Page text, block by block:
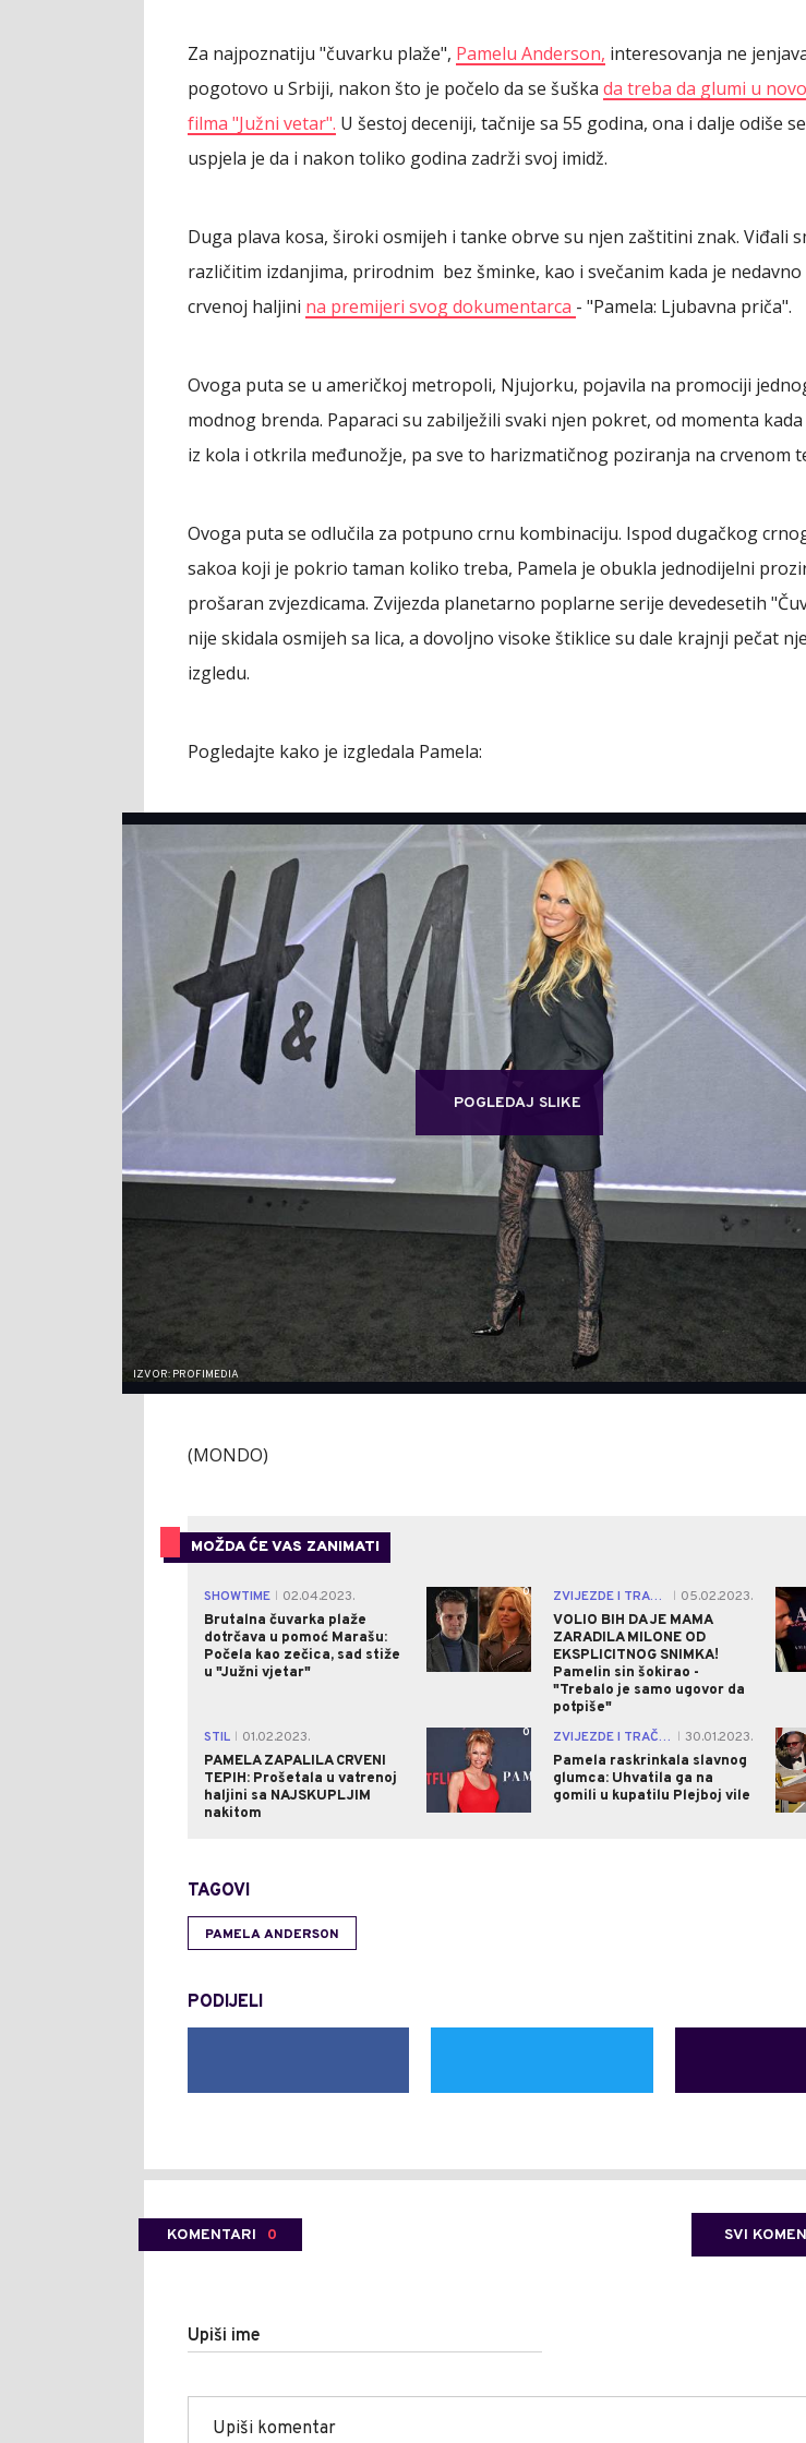
Za najpoznatiju "čuvarku plaže", Pamelu Anderson, interesovanja ne
pogotovo u Srbiji, nakon što je počelo da se šuška da treba da glumi u
filma "Južni vetar". U šestoj deceniji, tačnije sa 55 godina, ona i dalje odiše
uspjela je da i nakon toliko godina zadrži svoj imidž.
Duga plava kosa, široki osmijeh i tanke obrve su njen zaštitini znak. Viđali
različitim izdanjima, prirodnim bez šminke, kao i svečanim kada je nedavno
crvenoj haljini na premijeri svog dokumentarca - "Pamela: Ljubavna priča".
Ovoga puta se u američkoj metropoli, Njujorku, pojavila na promociji
modnog brenda. Paparaci su zabilježili svaki njen pokret, od momenta kada
iz kola i otkrila međunožje, pa sve to harizmatičnog poziranja na crvenom
Ovoga puta se odlučila za potpuno crnu kombinaciju. Ispod dugačkog
sakoa koji je pokrio taman koliko treba, Pamela je obukla jednodijelni
prošaran zvjezdicama. Zvijezda planetarno poplarne serije devedesetih
nije skidala osmijeh sa lica, a dovoljno visoke štiklice su dale krajnji pečat
izgledu.
Pogledajte kako je izgledala Pamela:
POGLEDAJ SLIKE
IZVOR: PROFIMEDIA
(MONDO)
MOŽDA ĆE VAS ZANIMATI
SHOWTIME
02.04.2023.
Brutalna čuvarka plaže
dotrčava u pomoć Marašu:
Počela kao zečica, sad stiže
u "Južni vjetar"
0 ZVIJEZDE I TRAČEVI
05.02.2023.
VOLIO BIH DA JE MAMA
ZARADILA MILONE OD
EKSPLICITNOG SNIMKA!
Pamelin sin šokirao -
"Trebalo je samo ugovor da
potpiše"
STIL
01.02.2023.
PAMELA ZAPALILA CRVENI
TEPIH: Prošetala u vatrenoj
haljini sa NAJSKUPLJIM
nakitom
0 ZVIJEZDE I TRAČEVI
30.01.2023.
Pamela raskrinkala slavnog
glumca: Uhvatila ga na
gomili u kupatilu Plejboj vile
TAGOVI
PAMELA ANDERSON
PODIJELI
KOMENTARI 0 SVI
Upiši ime